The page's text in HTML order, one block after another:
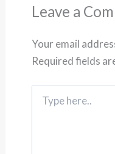
Leave a
Your email
Required fields
here..